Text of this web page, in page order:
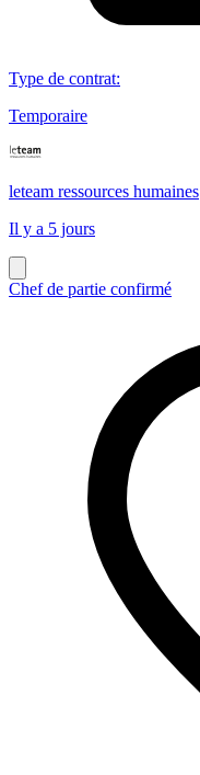
Type de contrat:
Temporaire
leteam ressources humaines
Il y a 5 jours
Chef de partie confirmé